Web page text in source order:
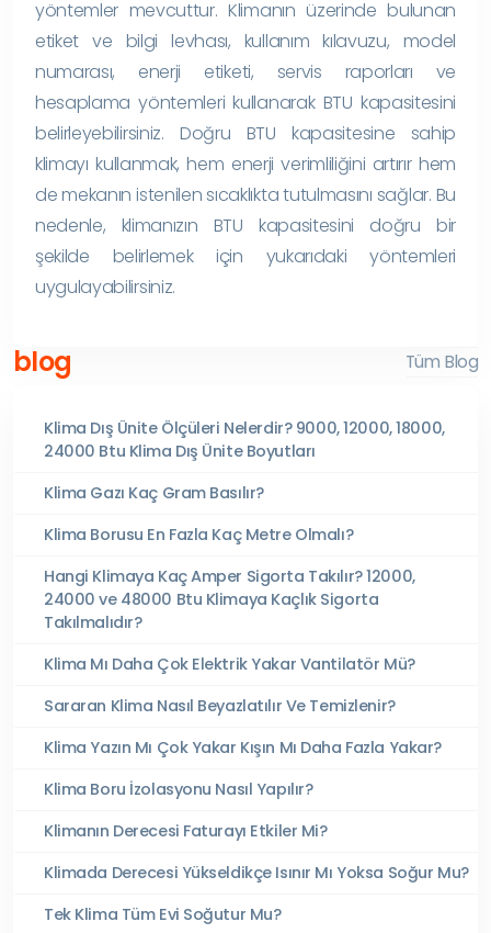
yöntemler mevcuttur. Klimanın üzerinde bulunan
etiket ve bilgi levhası, kullanım kılavuzu, model
numarası, enerji etiketi, servis raporları ve
hesaplama yöntemleri kullanarak BTU kapasitesini
belirleyebilirsiniz. Doğru BTU kapasitesine sahip
klimayı kullanmak, hem enerji verimliliğini artırır hem
de mekanın istenilen sıcaklıkta tutulmasını sağlar. Bu
nedenle, klimanızın BTU kapasitesini doğru bir
şekilde belirlemek için yukarıdaki yöntemleri
uygulayabilirsiniz.
blog Tüm Blog
Klima Dış Ünite Ölçüleri Nelerdir? 9000, 12000, 18000,
24000 Btu Klima Dış Ünite Boyutları
Klima Gazı Kaç Gram Basılır?
Klima Borusu En Fazla Kaç Metre Olmalı?
Hangi Klimaya Kaç Amper Sigorta Takılır? 12000,
24000 ve 48000 Btu Klimaya Kaçlık Sigorta
Takılmalıdır?
Klima Mı Daha Çok Elektrik Yakar Vantilatör Mü?
Sararan Klima Nasıl Beyazlatılır Ve Temizlenir?
Klima Yazın Mı Çok Yakar Kışın Mı Daha Fazla Yakar?
Klima Boru İzolasyonu Nasıl Yapılır?
Klimanın Derecesi Faturayı Etkiler Mi?
Klimada Derecesi Yükseldikçe Isınır Mı Yoksa Soğur Mu?
Tek Klima Tüm Evi Soğutur Mu?